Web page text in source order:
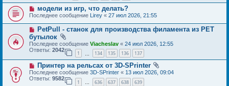
модели из игр, что делать?
Последнее сообщение Lirey « 27 июл 2026, 21:55
PetPull - cтанок для производства филамента из PET
бутылок
Последнее сообщение Viacheslav « 24 июл 2026, 12:55
Ответы: 2042
1 134 135 136 137
Принтер на рельсах от 3D-SPrinter
Последнее сообщение 3D-SPrinter « 13 июл 2026, 09:04
Ответы: 9582
1 … 636 637 638 639